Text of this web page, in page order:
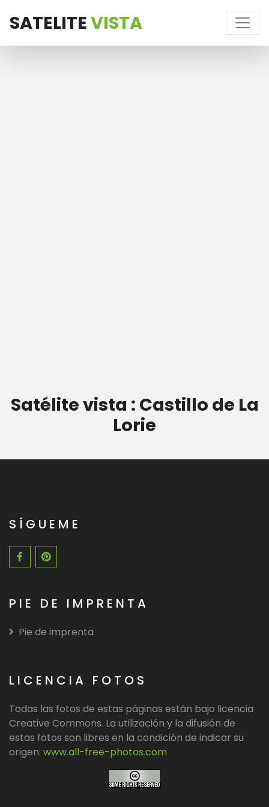
SATELITEVISTA
Satélite vista : Castillo de La
Lorie
SÍGUEME
PIE DE IMPRENTA
Pie de imprenta
LICENCIA FOTOS
Todas las fotos de estas páginas están bajo licencia
Creative Commons. La utilización y la difusión de
estas fotos son libres en la condición de indicar su
origen: www.all-free-photos.com